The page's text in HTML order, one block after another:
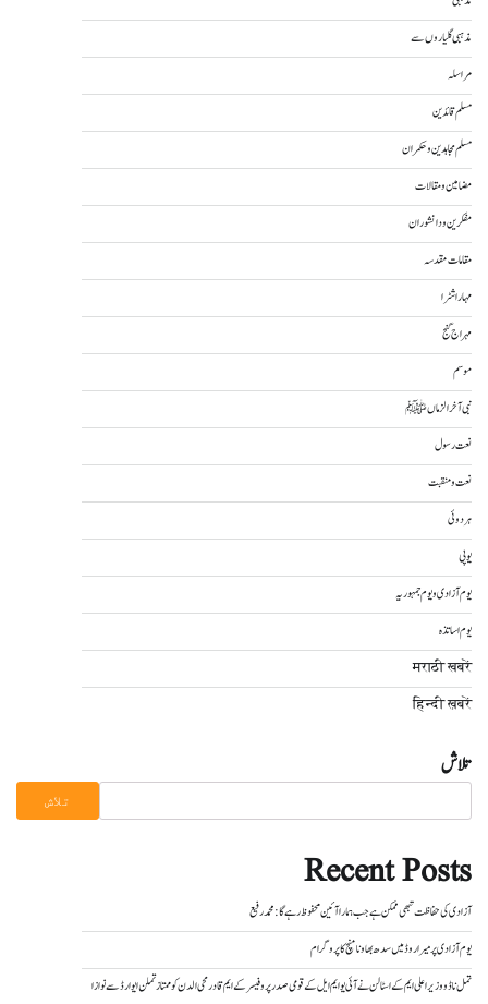
مذہبی گلیاروں سے
مراسلہ
مسلم قائدین
مسلم مجاہدین و حکمران
مضامین و مقالات
مفکرین و دانشوران
مقامات مقدسہ
مہاراشٹرا
مہراج گنج
موسم
نبی آخرالزماںﷺ
نعت رسول
نعت و منقبت
ہردوئی
یوپی
یوم آزادی و یوم جمہوریہ
یوم اساتذہ
मराठी खबरें
हिन्दी ख़बरें
تلاش
تلاش
Recent Posts
آزادی کی حفاظت تبھی ممکن ہے جب ہمارا آئین محفوظ رہے گا : محمد رفیع
یوم آزادی پر میراروڈ میں سدھ بھاونا منچ کا پروگرام
تمل ناڈو وزیر اعلی ایم کے اسٹالن نے آئی یو ایم ایل کے قومی صدر پروفیسر کے ایم قادرمحی الدن کو ممتاز تملن ایوارڈ سے نوازا